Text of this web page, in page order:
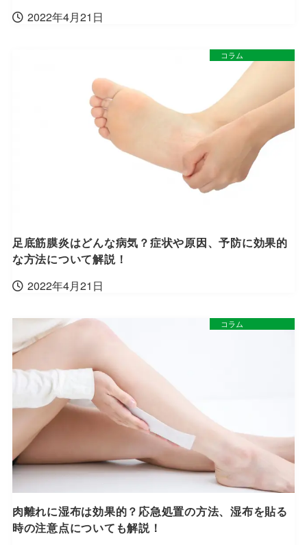
2022年4月21日
足底筋膜炎はどんな病気？症状や原因、予防に効果的
な方法について解説！
2022年4月21日
コラム
肉離れに湿布は効果的？応急処置の方法、湿布を貼る
時の注意点についても解説！
コラム